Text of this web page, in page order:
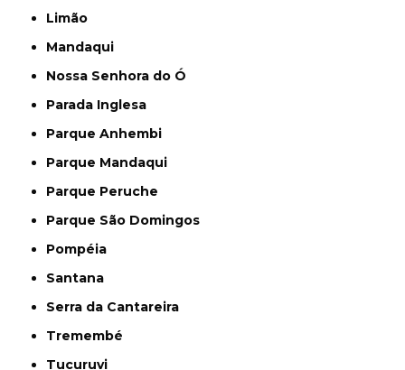
Limão
Mandaqui
Nossa Senhora do Ó
Parada Inglesa
Parque Anhembi
Parque Mandaqui
Parque Peruche
Parque São Domingos
Pompéia
Santana
Serra da Cantareira
Tremembé
Tucuruvi